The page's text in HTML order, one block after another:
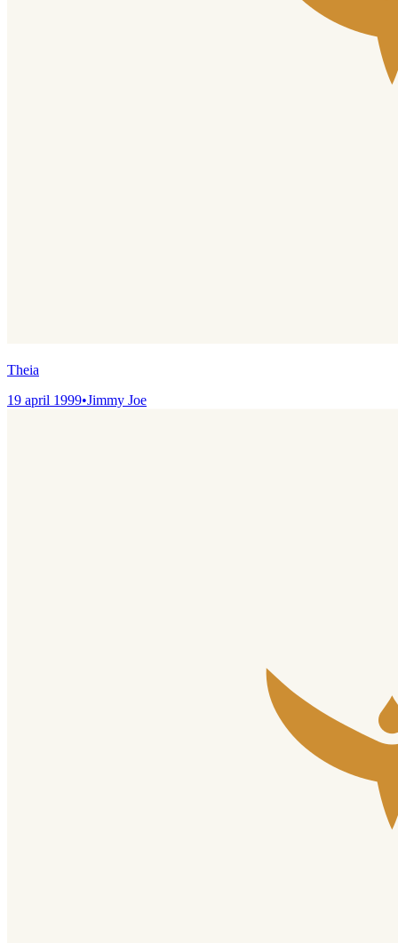
Theia
19 april 1999•Jimmy Joe